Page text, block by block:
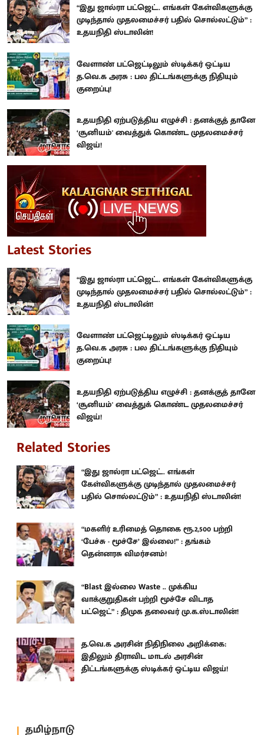
“இது ஜால்ரா பட்ஜெட்.. எங்கள் கேள்விகளுக்கு
முடிந்தால் முதலமைச்சர் பதில் சொல்லட்டும்” :
உதயநிதி ஸ்டாலின்!
வேளாண் பட்ஜெட்டிலும் ஸ்டிக்கர் ஒட்டிய
த.வெ.க அரசு : பல திட்டங்களுக்கு நிதியும்
குறைப்பு!
உதயநிதி ஏற்படுத்திய எழுச்சி : தனக்குத் தானே
‘சூனியம்' வைத்துக் கொண்ட முதலமைச்சர்
விஜய்!
Latest Stories
“இது ஜால்ரா பட்ஜெட்.. எங்கள் கேள்விகளுக்கு
முடிந்தால் முதலமைச்சர் பதில் சொல்லட்டும்” :
உதயநிதி ஸ்டாலின்!
வேளாண் பட்ஜெட்டிலும் ஸ்டிக்கர் ஒட்டிய
த.வெ.க அரசு : பல திட்டங்களுக்கு நிதியும்
குறைப்பு!
உதயநிதி ஏற்படுத்திய எழுச்சி : தனக்குத் தானே
‘சூனியம்' வைத்துக் கொண்ட முதலமைச்சர்
விஜய்!
Related Stories
“இது ஜால்ரா பட்ஜெட்.. எங்கள்
கேள்விகளுக்கு முடிந்தால் முதலமைச்சர்
பதில் சொல்லட்டும்” : உதயநிதி ஸ்டாலின்!
“மகளிர் உரிமைத் தொகை ரூ.2,500 பற்றி
‘பேச்சு - மூச்சே’ இல்லை!” : தங்கம்
தென்னரசு விமர்சனம்!
“Blast இல்லை Waste .. முக்கிய
வாக்குறுதிகள் பற்றி மூச்சே விடாத
பட்ஜெட்” : திமுக தலைவர் மு.க.ஸ்டாலின்!
த.வெ.க அரசின் நிதிநிலை அறிக்கை:
இதிலும் திராவிட மாடல் அரசின்
திட்டங்களுக்கு ஸ்டிக்கர் ஒட்டிய விஜய்!
தமிழ்நாடு